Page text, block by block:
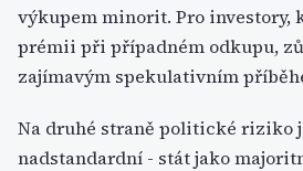
výkupem minorit. Pro investory,
prémii při případném odkupu,
zajímavým spekulativním
Na druhé straně politické riziko
nadstandardní - stát jako